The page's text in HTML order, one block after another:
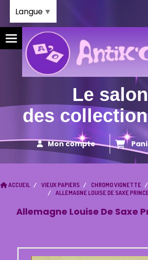
Le salon
des
Mon compte
ACCUEIL VIEUX PAPIERS CHROMO VIGNETTE
ALLEMAGNE LOUISE DE SAXE
Allemagne Louise De Saxe
Langue ▼